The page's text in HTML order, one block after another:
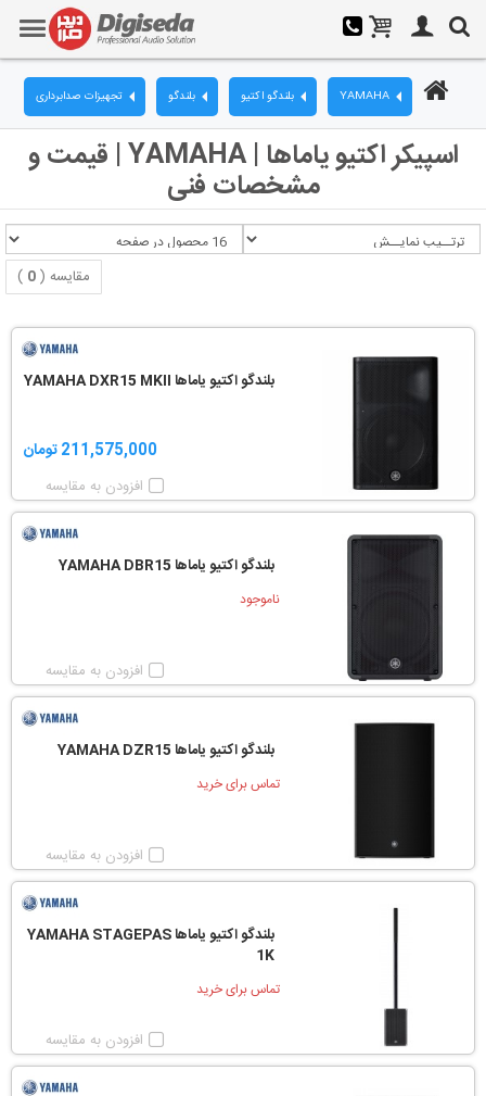
تجهیزات صدابرداری بلندگو بلندگو اکتیو YAMAHA
اسپیکر اکتیو یاماها | YAMAHA | قیمت و
مشخصات فنی
مقایسه (0
)
بلندگو اکتیو یاماها YAMAHA DXR15 MKII
211,575,000 تومان
افزودن به مقایسه
بلندگو اکتیو یاماها YAMAHA DBR15
ناموجود
افزودن به مقایسه
بلندگو اکتیو یاماها YAMAHA DZR15
تماس برای خرید
افزودن به مقایسه
بلندگو اکتیو یاماها YAMAHA STAGEPAS
1K
تماس برای خرید
افزودن به مقایسه